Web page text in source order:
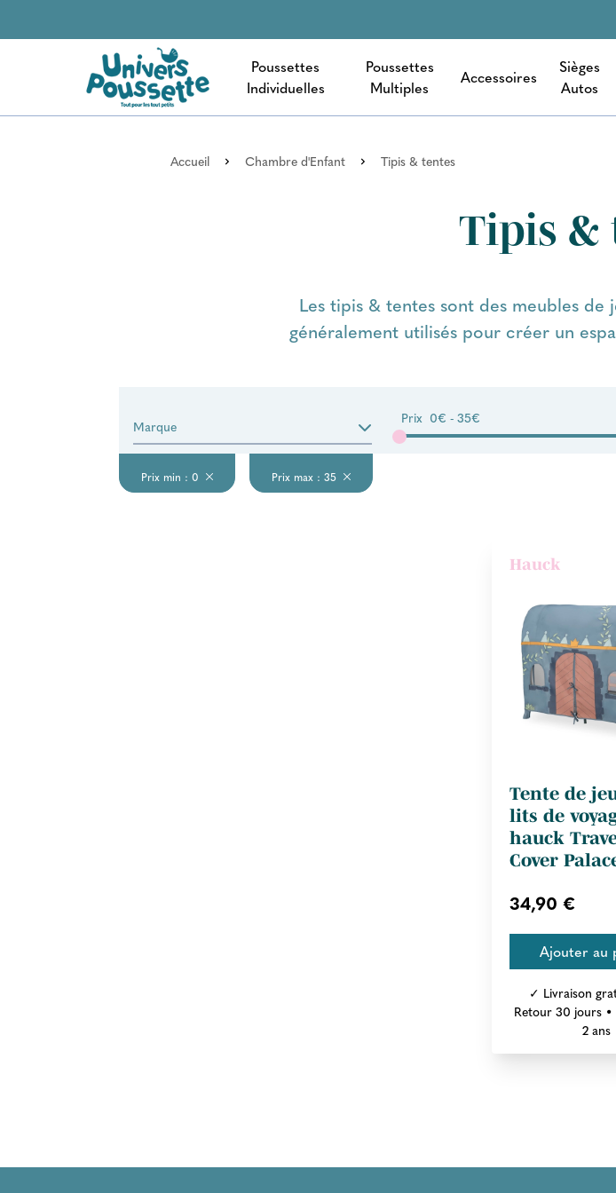
Poussettes
Individuelles
Poussettes
Multiples
Accessoires
Sièges
Autos
Accueil Chambre d'Enfant Tipis & tentes
Tipis &
Les tipis & tentes sont des meubles
généralement utilisés pour créer un
Marque Prix 0€ - 35€
Prix min : 0 Prix max : 35
Hauck
Tente de
lits de
hauck
Cover
34,90 €
✓ Livraison
Retour 30 jours
2 ans